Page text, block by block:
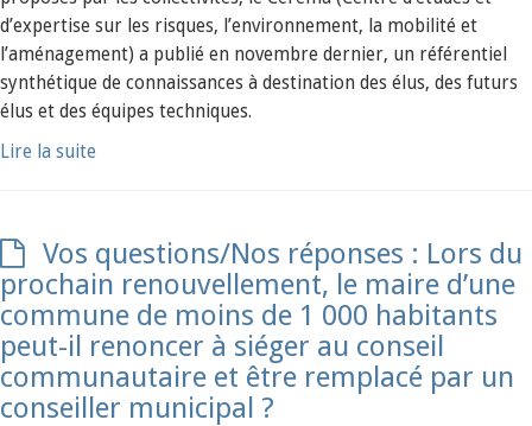
d’expertise sur les risques, l’environnement, la mobilité et
l’aménagement) a publié en novembre dernier, un référentiel
synthétique de connaissances à destination des élus, des futurs
élus et des équipes techniques.
Lire la suite
Vos questions/Nos réponses : Lors du
prochain renouvellement, le maire d’une
commune de moins de 1 000 habitants
peut-il renoncer à siéger au conseil
communautaire et être remplacé par un
conseiller municipal ?